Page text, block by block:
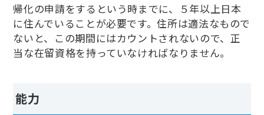
帰化の申請をするという時までに、５年以上日本
に住んでいることが必要です。住所は適法なもので
ないと、この期間にはカウントされないので、正
当な在留資格を持っていなければなりません。
能力